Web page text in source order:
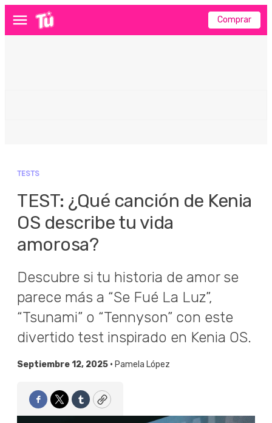
Menú Comprar
TESTS
TEST: ¿Qué canción de Kenia
OS describe tu vida
amorosa?
Descubre si tu historia de amor se
parece más a “Se Fué La Luz”,
“Tsunami” o “Tennyson” con este
divertido test inspirado en Kenia OS.
Septiembre 12, 2025 • Pamela López
Facebook
TwitterTumblrCopy